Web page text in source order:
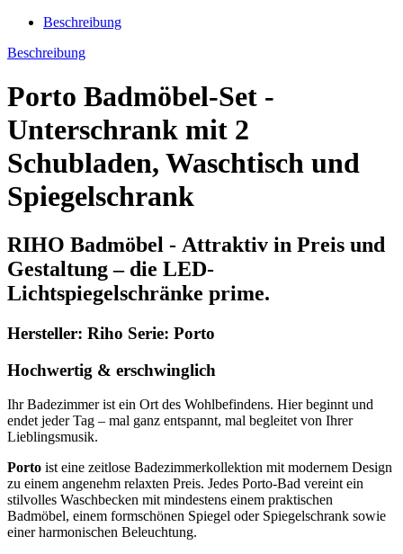
Beschreibung
Beschreibung
Porto Badmöbel-Set -
Unterschrank mit 2
Schubladen, Waschtisch und
Spiegelschrank
RIHO Badmöbel - Attraktiv in Preis und
Gestaltung – die LED-
Lichtspiegelschränke prime.
Hersteller: Riho Serie: Porto
Hochwertig & erschwinglich
Ihr Badezimmer ist ein Ort des Wohlbefindens. Hier beginnt und
endet jeder Tag – mal ganz entspannt, mal begleitet von Ihrer
Lieblingsmusik.
Porto ist eine zeitlose Badezimmerkollektion mit modernem Design
zu einem angenehm relaxten Preis. Jedes Porto-Bad vereint ein
stilvolles Waschbecken mit mindestens einem praktischen
Badmöbel, einem formschönen Spiegel oder Spiegelschrank sowie
einer harmonischen Beleuchtung.